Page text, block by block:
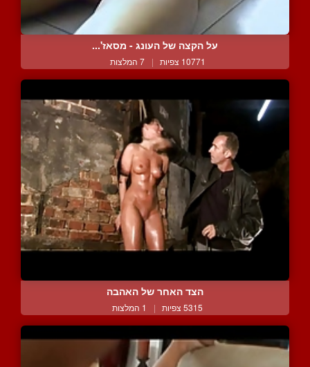
על הקצה של העונג - מסאז'...
10771 צפיות | 7 המלצות
הצד האחר של האהבה
5315 צפיות | 1 המלצות